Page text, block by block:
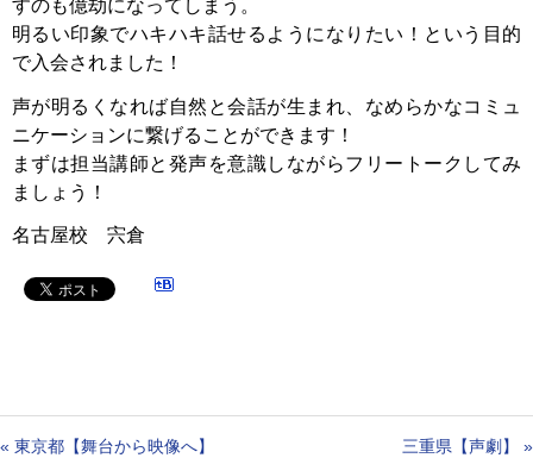
すのも億劫になってしまう。
明るい印象でハキハキ話せるようになりたい！という目的
で入会されました！
声が明るくなれば自然と会話が生まれ、なめらかなコミュ
ニケーションに繋げることができます！
まずは担当講師と発声を意識しながらフリートークしてみ
ましょう！
名古屋校 宍倉
« 東京都【舞台から映像へ】 三重県【声劇】 »